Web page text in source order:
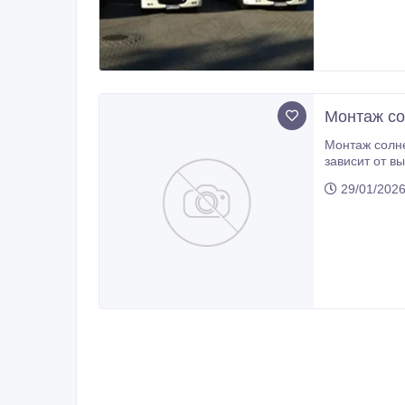
Монтаж
Монтаж солнечных
зависит от выработки
расходы
29/01/2026